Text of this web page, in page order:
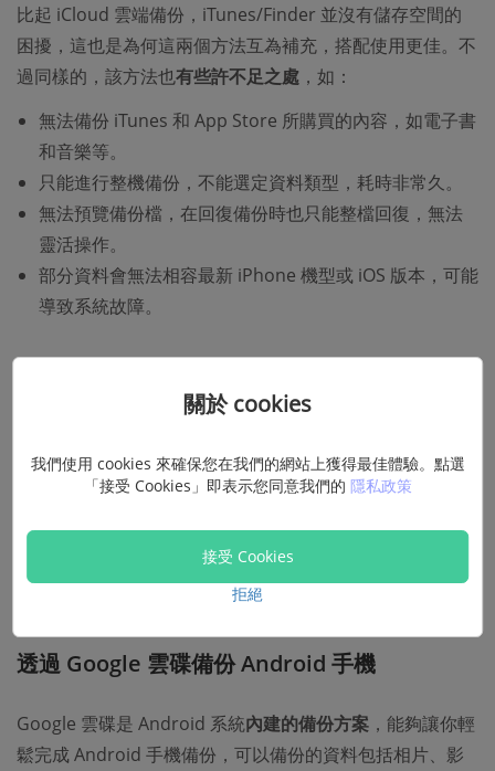
比起 iCloud 雲端備份，iTunes/Finder 並沒有儲存空間的
困擾，這也是為何這兩個方法互為補充，搭配使用更佳。不
過同樣的，該方法也有些許不足之處 ，如：
無法備份 iTunes 和 App Store 所購買的內容，如電子書
和音樂等。
只能進行整機備份，不能選定資料類型，耗時非常久。
無法預覽備份檔，在回復備份時也只能整檔回復，無法
靈活操作。
部分資料會無法相容最新 iPhone 機型或 iOS 版本，可能
導致系統故障。
百花齊放，各種品牌各有千秋，該部分將介紹如何在搭載了
有獨家的備份技術支援，使用方式和 Google 雲碟類似，另
外，還有小撇步可以直接將 Android 檔案備份至電腦
透過 Google 雲碟備份 Android 手機
Google 雲碟是 Android 系統內建的備份方案 ，能夠讓你輕
鬆完成 Android 手機備份，可以備份的資料包括相片、影
關於 cookies
我們使用 cookies 來確保您在我們的網站上獲得最佳體驗。點選
「接受 Cookies」即表示您同意我們的 隱私政策
接受 Cookies
拒絕